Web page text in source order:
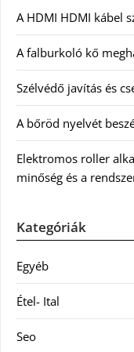
A HDMI HDMI kábel
A falburkoló kő
Szélvédő javítás és
A bőröd nyelvét
Elektromos roller
minőség és a
Kategóriák
Egyéb
Étel- Ital
Seo